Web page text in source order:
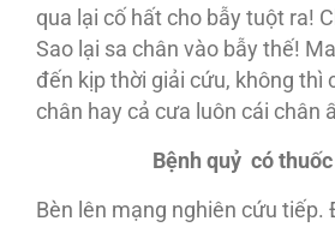
qua lại cố hất cho bẫy tuột ra!
Sao lại sa chân vào bẫy thế!
đến kịp thời giải cứu, không thì
chân hay cả cưa luôn cái chân
Bệnh quỷ có
Bèn lên mạng nghiên cứu tiếp.